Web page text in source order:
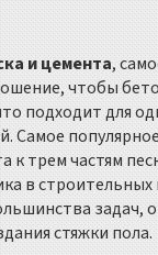
и цемента,
чтобы
подходит для
Самое
к трем частям
в строительных
задач,
стяжки пола.